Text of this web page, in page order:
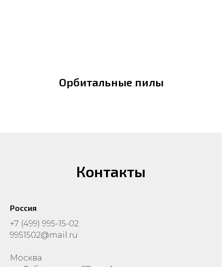
Орбитальные пилы
Контакты
Россия
+7 (499) 995-15-02
9951502@mail.ru
Москва